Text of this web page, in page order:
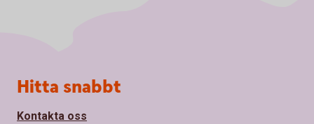
Sidfot
Hitta snabbt
Kontakta oss